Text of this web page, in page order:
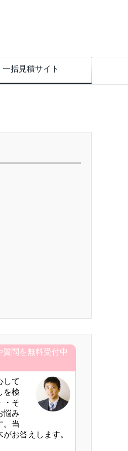
一括見積サイト
質問を無料受付中
して
を検
・そ
悩み
。当
お答えします。